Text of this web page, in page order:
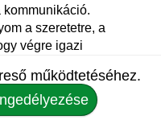
kommunikáció.
a szeretetre, a
végre igazi
oldalán aki
Nincs baj az
csak ne hagyd
működtetéséhez.